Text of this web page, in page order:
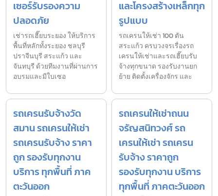
เซอร์รับรองความ
ปลอดภัย
เช่ารถเฮี๊ยบระยอง ให้บริการ
พื้นที่หลักทั้งระยอง ชลบุรี
ปราจีนบุรี สระแก้ว และ
จันทบุรี ด้วยทีมงานที่ผ่านการ
อบรมและมีใบเซอ
และโครงสร้างเหล็กทุก
รูปแบบ
รถเครนให้เช่า 100 ตัน
สระแก้ว ครบวงจรเรื่องรถ
เครนให้เช่าและรถเฮี๊ยบรับ
จ้างทุกขนาด รองรับงานยก
ย้าย ติดตั้งเครื่องจักร และ
รถเครนรับจ้างวัด
สมาน รถเครนให้เช่า
รถเครนรับจ้าง ราคา
ถูก รองรับทุกงาน
บริการ ทุกพื้นที่ ภาค
ตะวันออก
รถเครนให้เช่าถนน
จรัญสนิทวงศ์ รถ
เครนให้เช่า รถเครน
รับจ้าง ราคาถูก
รองรับทุกงาน บริการ
ทุกพื้นที่ ภาคตะวันออก